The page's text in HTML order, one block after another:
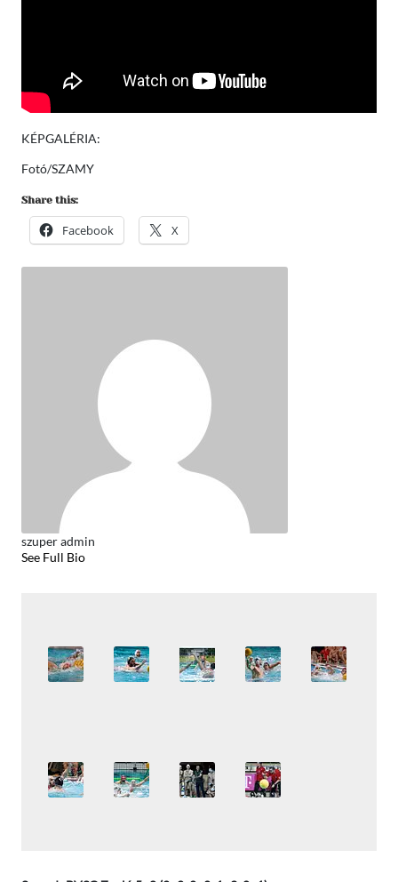
KÉPGALÉRIA:
Fotó/SZAMY
Share this:
Facebook X
szuper admin
See Full Bio